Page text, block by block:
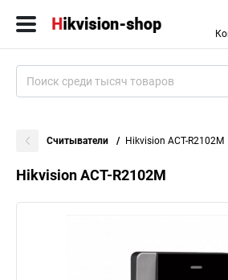
Считыватели Hikvision ACT-R2102M
Hikvision ACT-R2102M